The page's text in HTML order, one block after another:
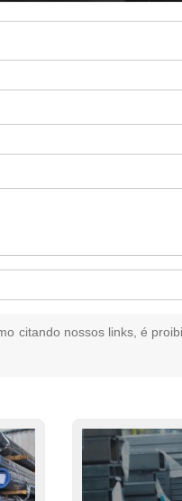
citando nossos links, é